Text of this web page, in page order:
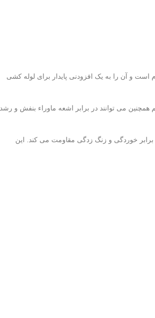
است و آن را به یک افزودنی پایدار برای لوله کشی
می توانند در برابر اشعه ماوراء بنفش و رشد
برابر خوردگی و زنگ زدگی مقاومت می کند. این